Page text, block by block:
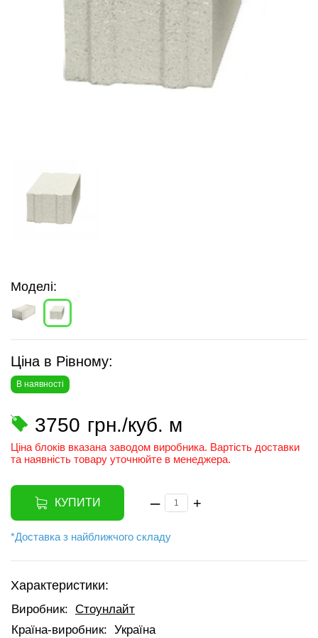
Моделі:
Ціна в Рівному:
В наявності
3750 грн./куб. м
Ціна блоків вказана заводом виробника. Вартість доставки
та наявність товару уточнюйте в менеджера.
КУПИТИ – +
*Доставка з найближчого складу
Характеристики:
Виробник: Стоунлайт
Країна-виробник: Україна